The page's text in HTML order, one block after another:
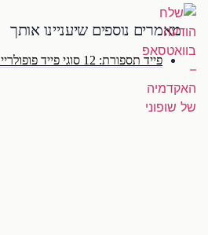
מאמרים נוספים שיעניינו אותך
פייד תספורת: 12 סוגי פייד פופולריים 2026